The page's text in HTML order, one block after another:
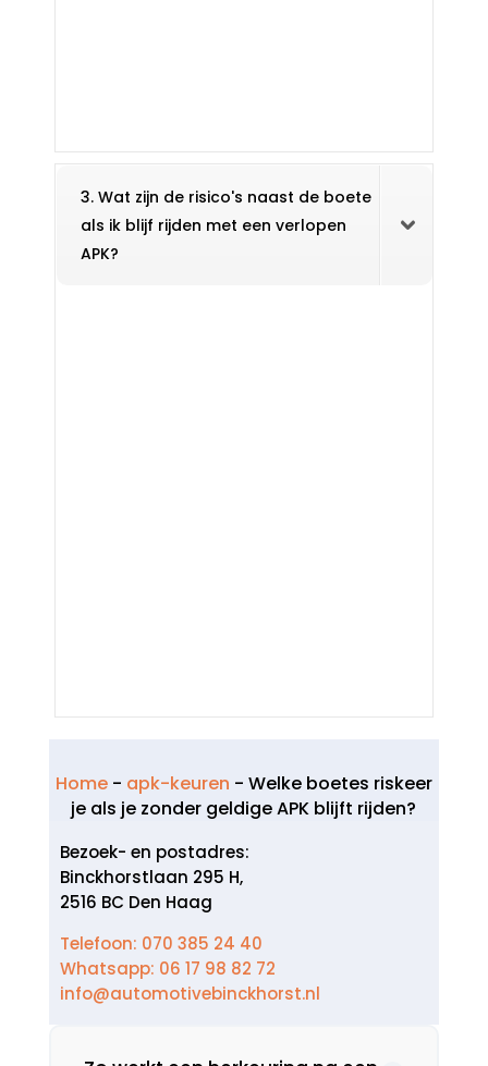
3. Wat zijn de risico's naast de boete
als ik blijf rijden met een verlopen
APK?
Home- apk-keuren - Welke boetes riskeer
je als je zonder geldige APK blijft rijden?
Bezoek- en postadres:
Binckhorstlaan 295 H,
2516 BC Den Haag
Telefoon: 070 385 24 40
Whatsapp: 06 17 98 82 72
info@automotivebinckhorst.nl